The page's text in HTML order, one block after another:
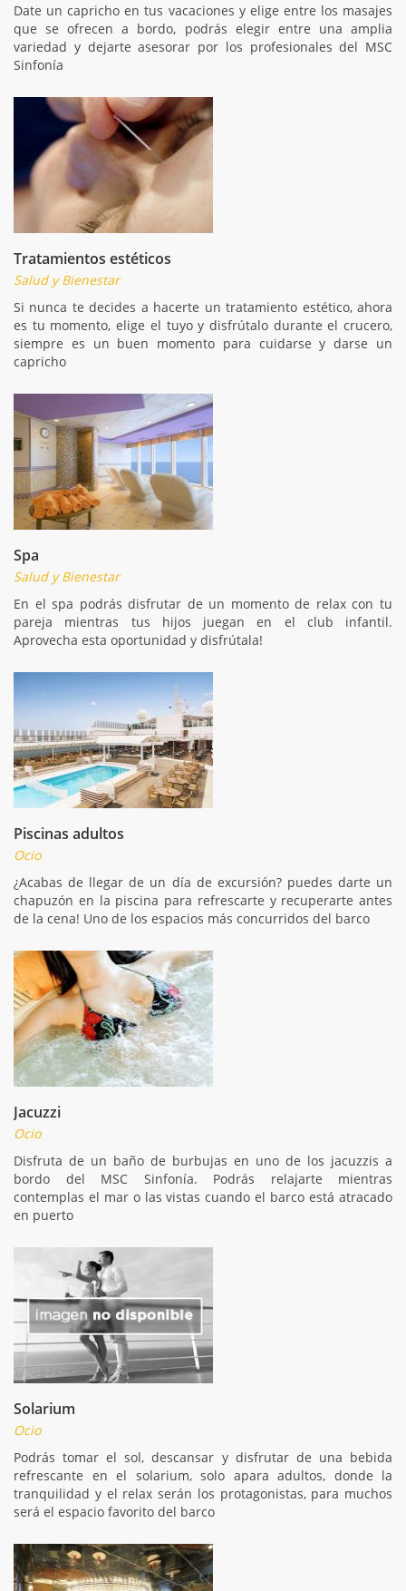
Date un capricho en tus vacaciones y elige entre los masajes
que se ofrecen a bordo, podrás elegir entre una amplia
variedad y dejarte asesorar por los profesionales del MSC
Sinfonía
Tratamientos estéticos
Salud y Bienestar
Si nunca te decides a hacerte un tratamiento estético, ahora
es tu momento, elige el tuyo y disfrútalo durante el crucero,
siempre es un buen momento para cuidarse y darse un
capricho
Spa
Salud y Bienestar
En el spa podrás disfrutar de un momento de relax con tu
pareja mientras tus hijos juegan en el club infantil.
Aprovecha esta oportunidad y disfrútala!
Piscinas adultos
Ocio
¿Acabas de llegar de un día de excursión? puedes darte un
chapuzón en la piscina para refrescarte y recuperarte antes
de la cena! Uno de los espacios más concurridos del barco
Jacuzzi
Ocio
Disfruta de un baño de burbujas en uno de los jacuzzis a
bordo del MSC Sinfonía. Podrás relajarte mientras
contemplas el mar o las vistas cuando el barco está atracado
en puerto
Solarium
Ocio
Podrás tomar el sol, descansar y disfrutar de una bebida
refrescante en el solarium, solo apara adultos, donde la
tranquilidad y el relax serán los protagonistas, para muchos
será el espacio favorito del barco